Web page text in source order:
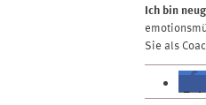
Ich bin
Sie als